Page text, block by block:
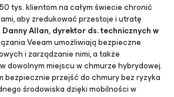
tys. klientom na całymświecie chronić
aby zredukować przestoje i utratę
Danny Allan, dyrektor ds. technicznych w
Veeam umożliwiają bezpieczne
i zarządzanie nimi, a także
dowolnym miejscu w chmurze hybrydowej.
bezpiecznie przejść do chmurybez ryzyka
środowiska dzięki mobilności w